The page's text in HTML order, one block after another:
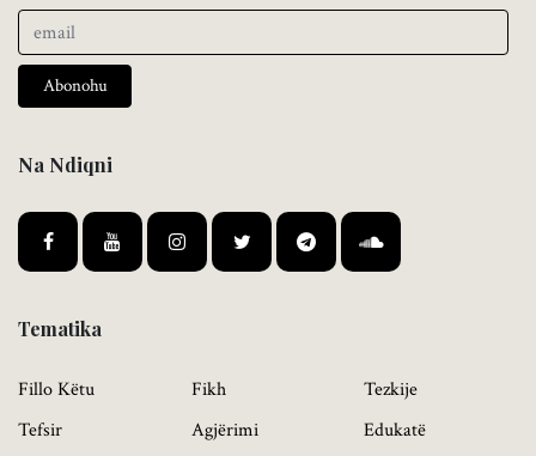
Abonohu
Na Ndiqni
Tematika
Fillo Këtu
Tefsir
Fikh
Agjërimi
Tezkije
Edukatë